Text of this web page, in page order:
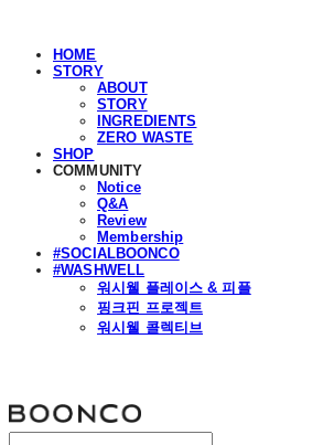
HOME
STORY
ABOUT
STORY
INGREDIENTS
ZERO WASTE
SHOP
COMMUNITY
Notice
Q&A
Review
Membership
#SOCIALBOONCO
#WASHWELL
워시웰 플레이스 & 피플
핑크핀 프로젝트
워시웰 콜렉티브